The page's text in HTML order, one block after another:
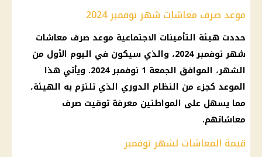
موعد صرف معاشات شهر نوفمبر 2024
حددت هيئة التأمينات الاجتماعية موعد صرف معاشات
شهر نوفمبر 2024، والذي سيكون في اليوم الأول من
الشهر، الموافق الجمعة 1 نوفمبر 2024. ويأتي هذا
الموعد كجزء من النظام الدوري الذي تلتزم به الهيئة،
مما يسهل على المواطنين معرفة توقيت صرف
معاشاتهم.
قيمة المعاشات لشهر نوفمبر